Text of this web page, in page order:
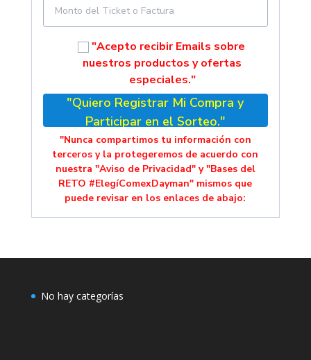
"Acepto recibir Emails sobre
nuestros productos y ofertas
especiales."
"Quiero Registrar Mi Compra y
Participar en el Sorteo."
"Nunca compartimos tu información con
terceros y la protegeremos de acuerdo con
nuestra "Aviso de Privacidad" y "Bases del
RETO #ElegíComexDayman" mismos que
puede revisar en los enlaces de abajo:
No hay categorías